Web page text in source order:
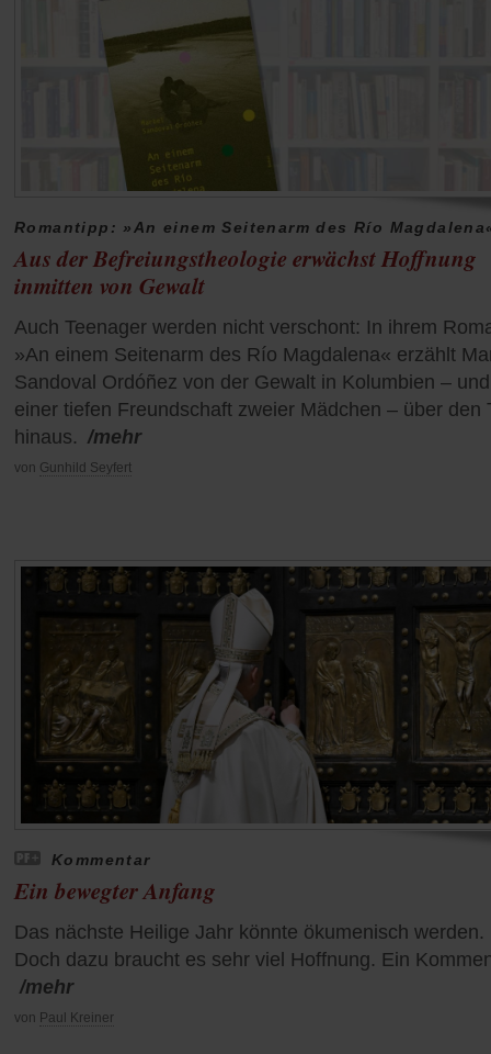
Romantipp: »An einem Seitenarm des Río
Aus der Befreiungstheologie erwächst Hoffnung
inmitten von Gewalt
Auch Teenager werden nicht verschont: In ihrem
»An einem Seitenarm des Río Magdalena« erzählt
Sandoval Ordóñez von der Gewalt in Kolumbien –
einer tiefen Freundschaft zweier Mädchen – über den
hinaus. /mehr
von Gunhild Seyfert
Kommentar
Ein bewegter Anfang
Das nächste Heilige Jahr könnte ökumenisch werden.
Doch dazu braucht es sehr viel Hoffnung. Ein
/mehr
von Paul Kreiner